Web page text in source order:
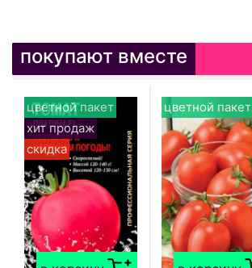
покупают вместе
цветной пакет
хит продаж
скидка
цветной пакет